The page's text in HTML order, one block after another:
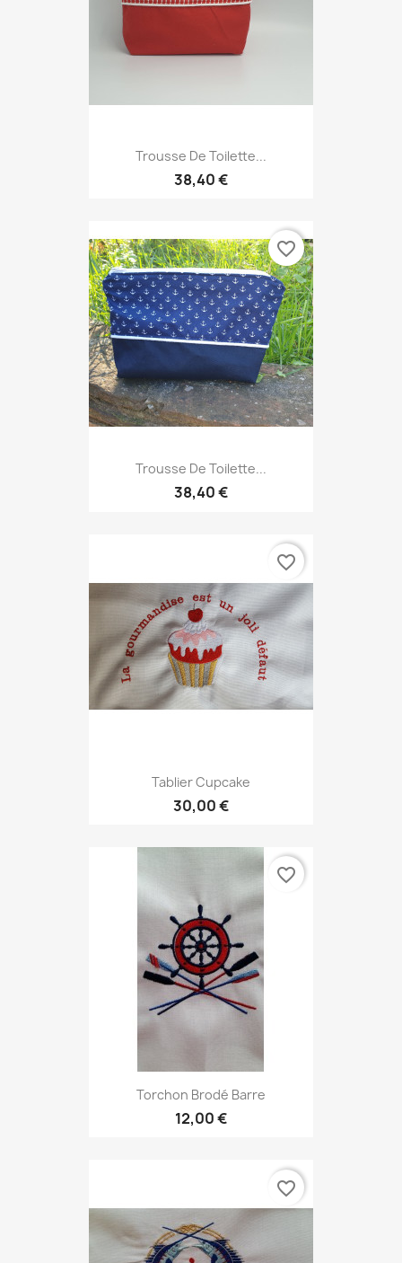
Trousse De Toilette...
38,40 €
Trousse De Toilette...
38,40 €
favorite_border
Tablier Cupcake
30,00 €
favorite_border
Torchon Brodé Barre
12,00 €
favorite_border
favorite_border